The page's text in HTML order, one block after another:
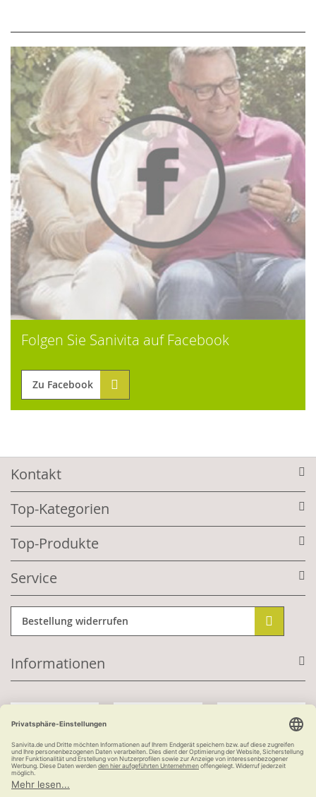
Folgen Sie Sanivita auf Facebook
Zu Facebook
Kontakt
Top-Kategorien
Top-Produkte
Service
Bestellung widerrufen
Informationen
Kauf auf Rechnung